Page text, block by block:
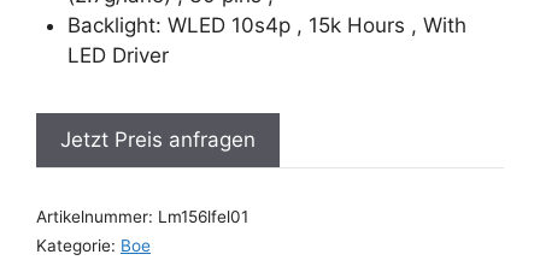
Backlight: WLED 10s4p , 15k Hours , With
LED Driver
Jetzt Preis anfragen
Artikelnummer: Lm156lfel01
Kategorie: Boe